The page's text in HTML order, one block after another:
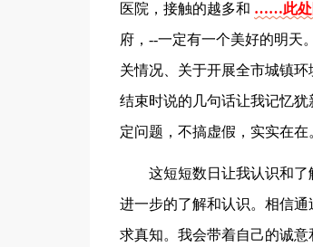
医院，接触的越多和 ……此处
府，--一定有一个美好的明天
关情况、关于开展全市城镇
结束时说的几句话让我记忆
定问题，不搞虚假，实实在
这短短数日让我认识和
进一步的了解和认识。相信
求真知。我会带着自己的诚